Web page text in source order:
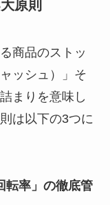
原則
商品のストッ
ッシュ）」そ
まりを意味し
は以下の3つに
転率」の徹底管